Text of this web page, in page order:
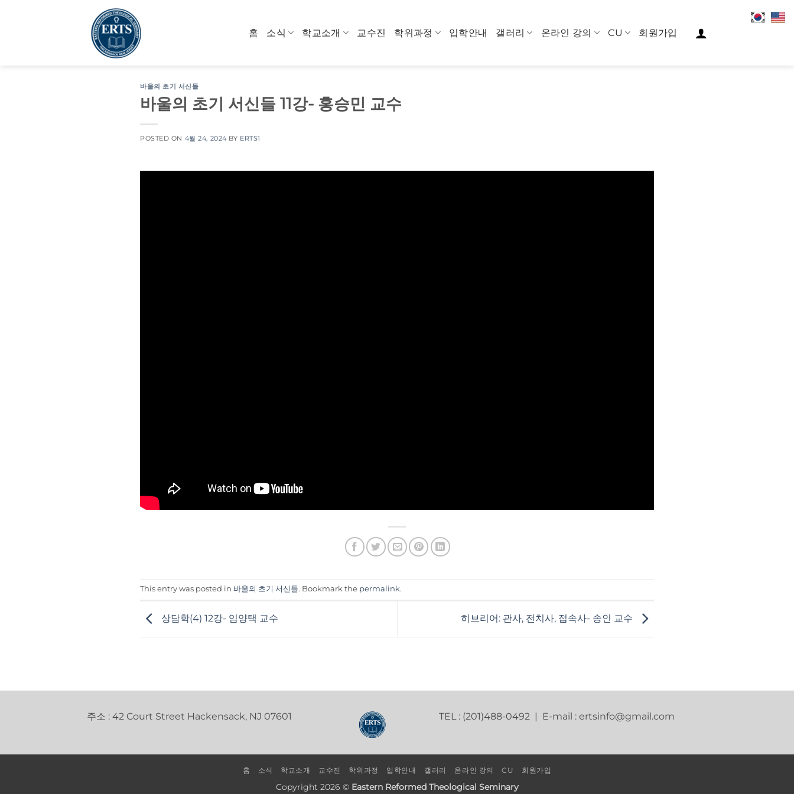
홈 소식 학교소개 교수진 학위과정 입학안내 갤러리 온라인 강의 CU 회원가입
바울의 초기 서신들
바울의 초기 서신들 11강- 홍승민 교수
POSTED ON 4월 24, 2024 BY ERTS1
This entry was posted in 바울의 초기 서신들. Bookmark the permalink.
상담학(4) 12강- 임양택 교수 히브리어: 관사, 전치사, 접속사- 송인 교수
주소 : 42 Court Street Hackensack, NJ 07601 TEL : (201)488-0492 | E-mail : ertsinfo@gmail.com
홈 소식 학교소개 교수진 학위과정 입학안내 갤러리 온라인 강의 CU 회원가입
Copyright 2026 © Eastern Reformed Theological Seminary